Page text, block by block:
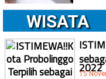
WISATA
2022
15